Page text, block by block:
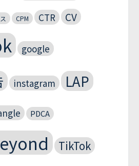
CPM CTR CV
google
instagram LAP
PDCA
TikTok